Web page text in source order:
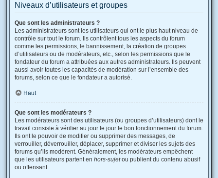
Niveaux d’utilisateurs et groupes
Que sont les administrateurs ?
Les administrateurs sont les utilisateurs qui ont le plus haut niveau de
contrôle sur tout le forum. Ils contrôlent tous les aspects du forum
comme les permissions, le bannissement, la création de groupes
d’utilisateurs ou de modérateurs, etc., selon les permissions que le
fondateur du forum a attribuées aux autres administrateurs. Ils peuvent
aussi avoir toutes les capacités de modération sur l’ensemble des
forums, selon ce que le fondateur a autorisé.
Haut
Que sont les modérateurs ?
Les modérateurs sont des utilisateurs (ou groupes d’utilisateurs) dont le
travail consiste à vérifier au jour le jour le bon fonctionnement du forum.
Ils ont le pouvoir de modifier ou supprimer des messages, de
verrouiller, déverrouiller, déplacer, supprimer et diviser les sujets des
forums qu’ils modèrent. Généralement, les modérateurs empêchent
que les utilisateurs partent en hors-sujetou publient du contenu abusif
ou offensant.